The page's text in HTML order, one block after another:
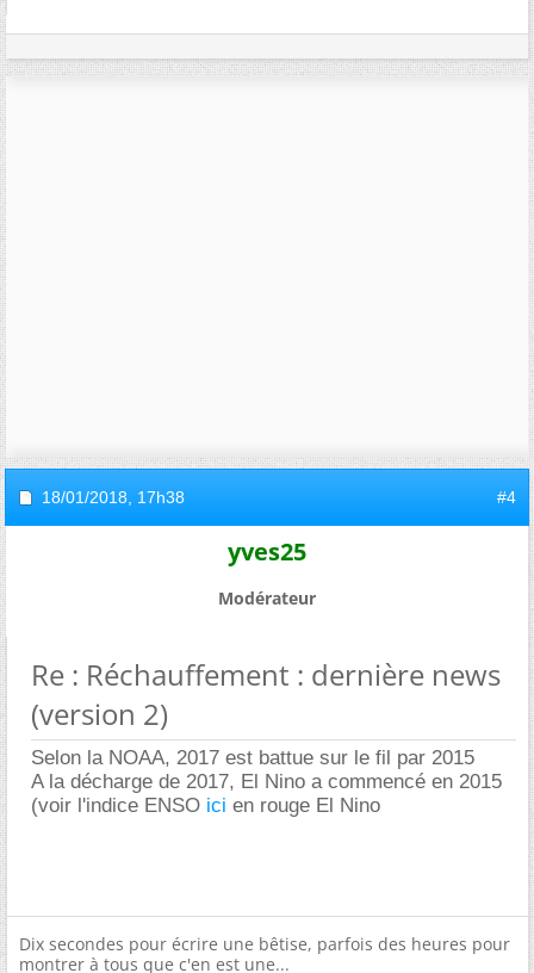
18/01/2018, 17h38 #4
yves25
Modérateur
Re : Réchauffement : dernière news
(version 2)
Selon la NOAA, 2017 est battue sur le fil par 2015
A la décharge de 2017, El Nino a commencé en 2015
(voir l'indice ENSO ici en rouge El Nino
Dix secondes pour écrire une bêtise, parfois des heures pour
montrer à tous que c'en est une...